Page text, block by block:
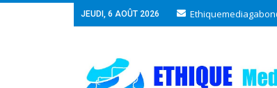
JEUDI, 6 AOÛT 2026